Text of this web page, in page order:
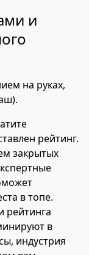
и
на руках,
рейтинг.
закрытых
в топе.
рейтинга
в
индустрия